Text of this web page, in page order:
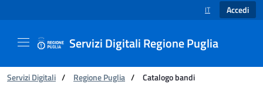
SELEZIONE
IT Accedi
Servizi Digitali Regione Puglia
Ti trovi in:
Servizi Digitali / Regione Puglia / Catalogo bandi